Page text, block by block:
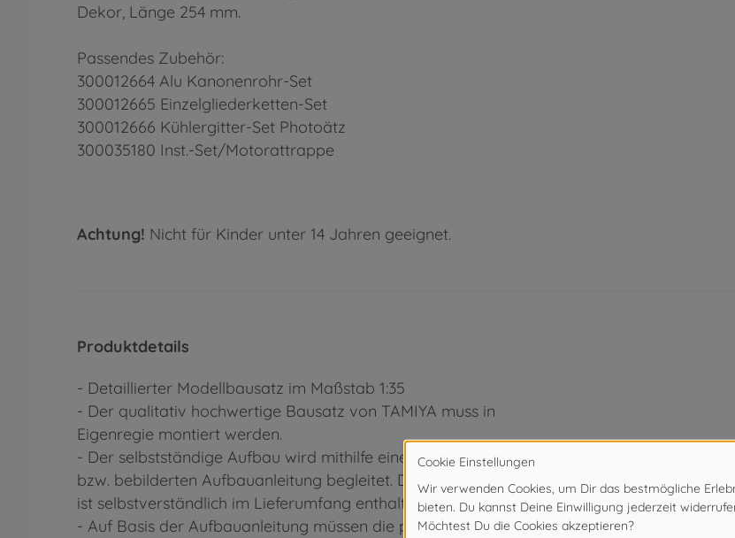
Dekor, Länge 254 mm.
Passendes Zubehör:
300012664 Alu Kanonenrohr-Set
300012665 Einzelgliederketten-Set
300012666 Kühlergitter-Set Photoätz
300035180 Inst.-Set/Motorattrappe
Achtung! Nicht für Kinder unter 14 Jahren geeignet.
Produktdetails
- Detaillierter Modellbausatz im Maßstab 1:35
- Der qualitativ hochwertige Bausatz von TAMIYA muss in
Eigenregie montiert werden.
- Der selbstständige Aufbau wird mithilfe einer Schritt für Schritt
bzw. bebilderten Aufbauanleitung begleitet. Die Aufbauanleitung
ist selbstverständlich im Lieferumfang enthalten.
- Auf Basis der Aufbauanleitung müssen die passgenauen Einzelteile